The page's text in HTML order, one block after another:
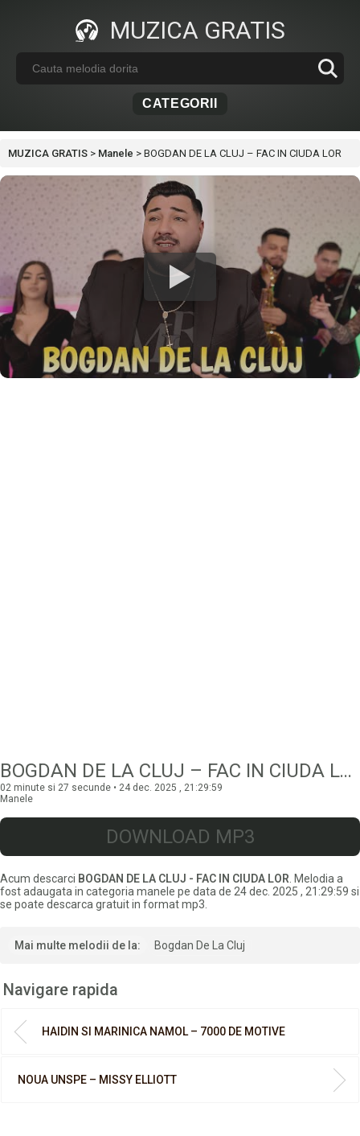
MUZICA GRATIS
CATEGORII
MUZICA GRATIS > Manele > BOGDAN DE LA CLUJ – FAC IN CIUDA LOR
BOGDAN DE LA CLUJ – FAC IN CIUDA LOR
02 minute si 27 secunde • 24 dec. 2025 , 21:29:59
Manele
DOWNLOAD MP3
Acum descarci BOGDAN DE LA CLUJ - FAC IN CIUDA LOR . Melodia a
fost adaugata in categoria manele pe data de 24 dec. 2025 , 21:29:59 si
se poate descarca gratuit in format mp3.
Mai multe melodii de la: Bogdan De La Cluj
Navigare rapida
HAIDIN SI MARINICA NAMOL – 7000 DE MOTIVE
NOUA UNSPE – MISSY ELLIOTT